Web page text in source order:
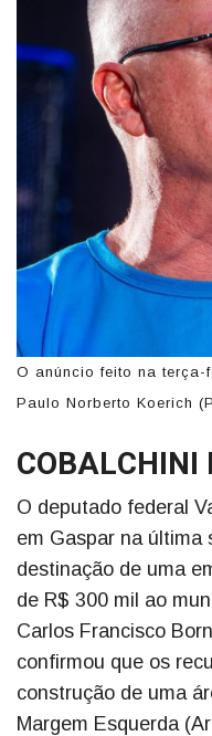
O anúncio feito na terça-
Paulo Norberto Koerich
COBALCHINI
O deputado federal
em Gaspar na última
destinação de uma
de R$ 300 mil ao
Carlos Francisco
confirmou que os
construção de uma
Margem Esquerda